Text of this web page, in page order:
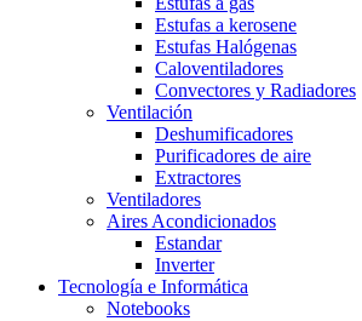
Estufas a kerosene
Estufas Halógenas
Caloventiladores
Convectores y Radiadores
Ventilación
Deshumificadores
Purificadores de aire
Extractores
Ventiladores
Aires Acondicionados
Estandar
Inverter
Tecnología e Informática
Notebooks